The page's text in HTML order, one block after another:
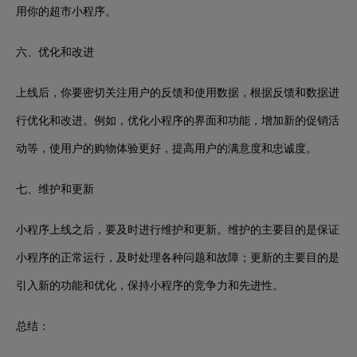
用你的超市小程序。
六、优化和改进
上线后，你要密切关注用户的反馈和使用数据，根据反馈和数据进
行优化和改进。例如，优化小程序的界面和功能，增加新的促销活
动等，使用户的购物体验更好，提高用户的满意度和忠诚度。
七、维护和更新
小程序上线之后，要及时进行维护和更新。维护的主要目的是保证
小程序的正常运行，及时处理各种问题和故障；更新的主要目的是
引入新的功能和优化，保持小程序的竞争力和先进性。
总结：